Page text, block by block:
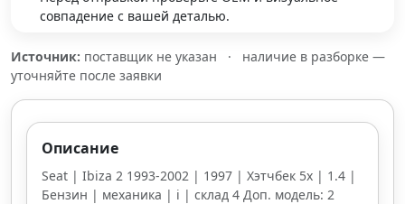
совпадение с вашей деталью.
Источник: поставщик не указан ·
наличие в разборке —
уточняйте после заявки
Описание
Seat | Ibiza 2 1993-2002 | 1997 | Хэтчбек 5х | 1.4 |
Бензин | механика | i | склад 4 Доп. модель: 2